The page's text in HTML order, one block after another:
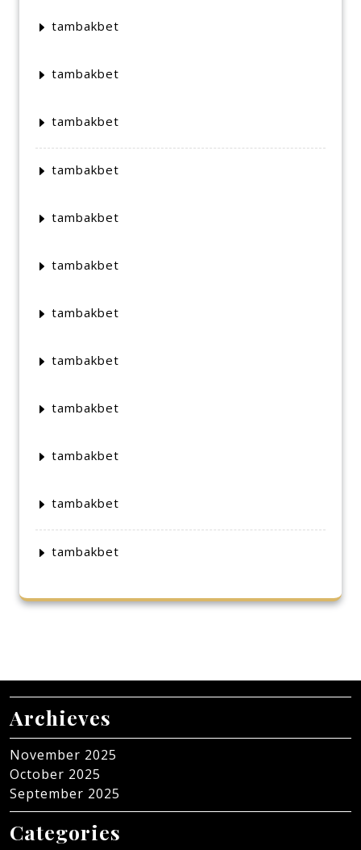
tambakbet
tambakbet
tambakbet
tambakbet
tambakbet
tambakbet
tambakbet
tambakbet
tambakbet
tambakbet
tambakbet
tambakbet
Archieves
November 2025
October 2025
September 2025
Categories